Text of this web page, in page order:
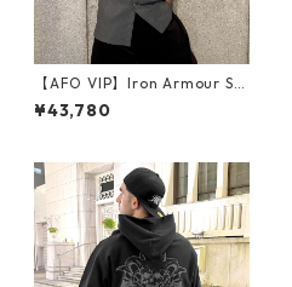
【AFO VIP】Iron Armour Shi
rts
¥43,780